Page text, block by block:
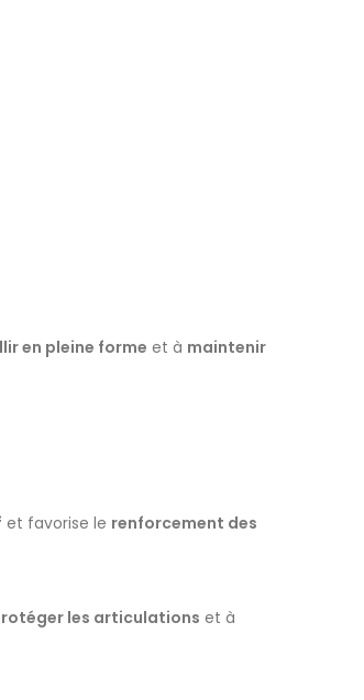
en pleine forme et à maintenir
et favorise le renforcement des
les articulations et à